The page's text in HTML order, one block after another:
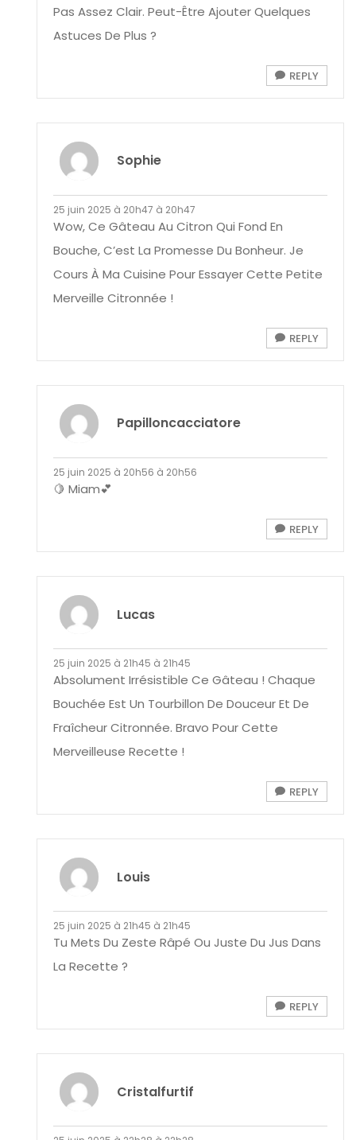
Pas Assez Clair. Peut-Être Ajouter Quelques
Astuces De Plus ?
REPLY
Sophie
25 juin 2025 à 20h47 à 20h47
Wow, Ce Gâteau Au Citron Qui Fond En
Bouche, C’est La Promesse Du Bonheur. Je
Cours À Ma Cuisine Pour Essayer Cette Petite
Merveille Citronnée !
REPLY
Papilloncacciatore
25 juin 2025 à 20h56 à 20h56
🍋 Miam💕
REPLY
Lucas
25 juin 2025 à 21h45 à 21h45
Absolument Irrésistible Ce Gâteau ! Chaque
Bouchée Est Un Tourbillon De Douceur Et De
Fraîcheur Citronnée. Bravo Pour Cette
Merveilleuse Recette !
REPLY
Louis
25 juin 2025 à 21h45 à 21h45
Tu Mets Du Zeste Râpé Ou Juste Du Jus Dans
La Recette ?
REPLY
Cristalfurtif